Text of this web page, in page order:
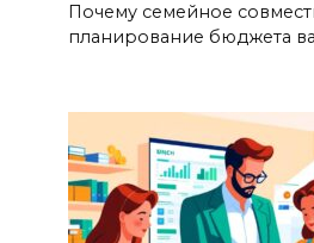
Почему семейное
планирование бюджета